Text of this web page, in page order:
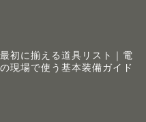
初に揃える道具リスト｜電
現場で使う基本装備ガイド